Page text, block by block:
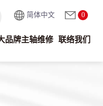
简体中文 0
品牌主轴维修 联络我们